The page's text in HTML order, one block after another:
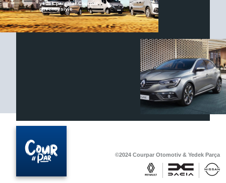
Otomobil, Suv, arazi ve ticari araçlar için
gerekli sarf malzemeler Courpar’da
Renault & Dacia Araçlarınızda
Yedek Parça Çözümleri için
En Güvenilir Destek Noktası
yedek parçalar Courpar
güvencesiyle
©2024 Courpar Otomotiv & Yedek Parça